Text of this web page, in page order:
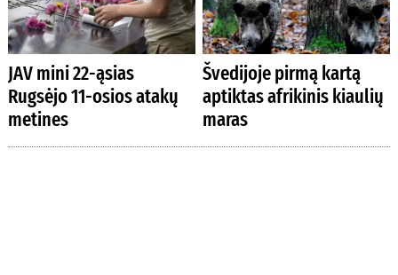
JAV mini 22-ąsias
Rugsėjo 11-osios atakų
metines
Švedijoje pirmą kartą
aptiktas afrikinis kiaulių
maras